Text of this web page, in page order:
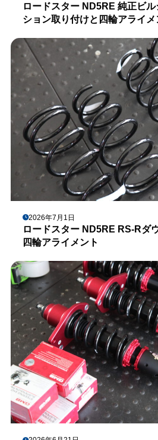
ロードスター ND5RE 純正ビ
ション取り付けと四輪アライメ
2026年7月1日
ロードスター ND5RE RS-Rダ
四輪アライメント